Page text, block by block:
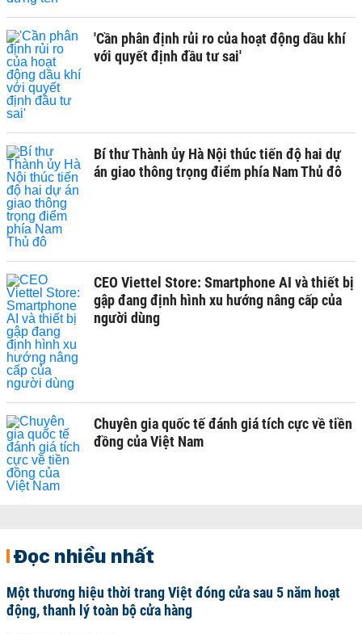
'Cần phân định rủi ro của hoạt động dầu khí
với quyết định đầu tư sai'
Bí thư Thành ủy Hà Nội thúc tiến độ hai dự
án giao thông trọng điểm phía Nam Thủ đô
CEO Viettel Store: Smartphone AI và thiết bị
gập đang định hình xu hướng nâng cấp của
người dùng
Chuyên gia quốc tế đánh giá tích cực về tiền
đồng của Việt Nam
Đọc nhiều nhất
Một thương hiệu thời trang Việt đóng cửa sau 5 năm hoạt
động, thanh lý toàn bộ cửa hàng